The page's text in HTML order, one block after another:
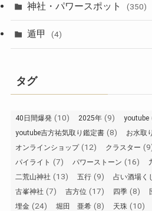
神社・パワースポット (350)
遁甲 (4)
タグ
40日間爆発 (10) 2025年 (9) youtube
youtube吉方祐気取り鑑定書 (8) お水取り
オンラインショップ(12) クラスター
パイライト (7) パワーストーン (16)
二荒山神社 (13) 五行 (9) 占い酒場く
古峯神社 (7) 吉方位 (17) 四季 (8)
埋金 (24) 堀田 亜希 (8) 天珠 (10)